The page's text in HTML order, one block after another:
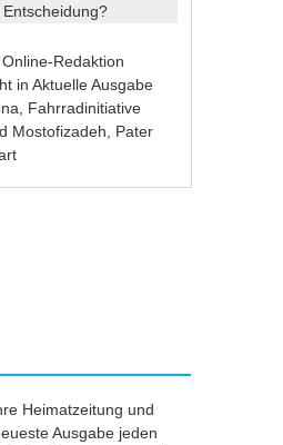
Redaktion
inAktuelle Ausgabe
Fahrradinitiative
Mostofizadeh
Pater
Heimatzeitung und
Ausgabe jeden